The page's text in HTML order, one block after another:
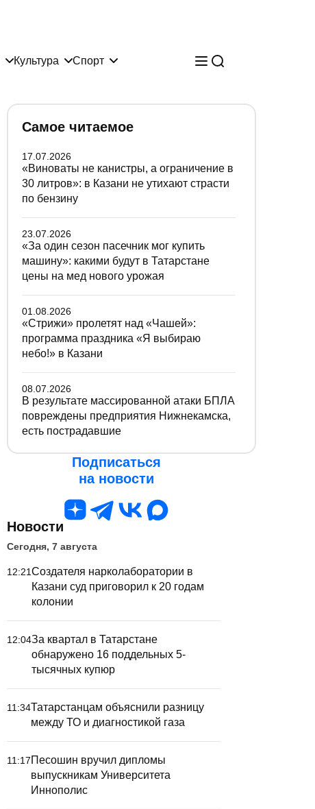
Культура Спорт
Самое читаемое
17.07.2026
«Виноваты не канистры, а ограничение в
30 литров»: в Казани не утихают страсти
по бензину
23.07.2026
«За один сезон пасечник мог купить
машину»: какими будут в Татарстане
цены на мед нового урожая
01.08.2026
«Стрижи» пролетят над «Чашей»:
программа праздника «Я выбираю
небо!» в Казани
08.07.2026
В результате массированной атаки БПЛА
повреждены предприятия Нижнекамска,
есть пострадавшие
Подписаться
на новости
Новости
Сегодня, 7 августа
12:21Создателя нарколаборатории в
Казани суд приговорил к 20 годам
колонии
12:04За квартал в Татарстане
обнаружено 16 поддельных 5-
тысячных купюр
11:34Татарстанцам объяснили разницу
между ТО и диагностикой газа
11:17Песошин вручил дипломы
выпускникам Университета
Иннополис